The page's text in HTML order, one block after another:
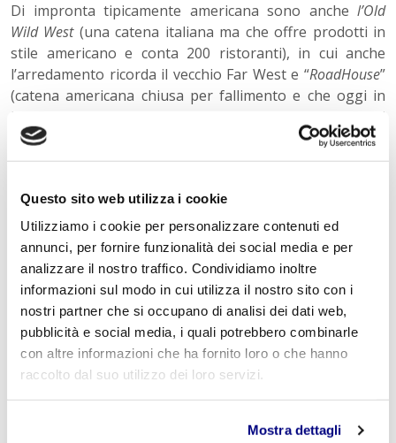
Questo sito web utilizza i cookie
Utilizziamo i cookie per personalizzare contenuti ed
annunci, per fornire funzionalità dei social media e per
analizzare il nostro traffico. Condividiamo inoltre
informazioni sul modo in cui utilizza il nostro sito con i
nostri partner che si occupano di analisi dei dati web,
pubblicità e social media, i quali potrebbero combinarle
con altre informazioni che ha fornito loro o che hanno
raccolto dal suo utilizzo dei loro servizi.
Mostra dettagli
Di impronta tipicamente americana sono anche l’Old
Wild West(una catena italiana ma che offre prodotti in
stile americano e conta 200 ristoranti), in cui anche
l’arredamento ricorda il vecchio Far West e “RoadHouse”
(catena americana chiusa per fallimento e che oggi in
Italia opera per il gruppo Cremonini). Questi due locali si
differenziano per l’offerta di carne alla griglia e salsicce,
birra e noccioline.
Parlando invece di caffetterie, negli ultimi anni si sta
diffondendo anche in Italia la catena di STABUCKS,
fondata a Seattle nel 1971: in un ambiente moderno,
offre una grande selezione di caffè (anche americano)
direttamente macinato in sede. Sono famosi il
Frappuccino, Iced Latte, Caramel Macchiato e Vanilla
Latte. La previsione è quella di superare i 50 locali in
Italia entro la fine del 2023. La catena è diventata un
luogo di ritrovo molto trendy dove ascoltare anche
Altre catene meno diffuse sono American Graffiti e